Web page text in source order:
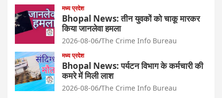
मध्य प्रदेश
Bhopal News: तीन युवकों को चाकू मारकर
किया जानलेवा हमला
2026-08-06 The Crime Info Bureau
मध्य प्रदेश
Bhopal News: पर्यटन विभाग के कर्मचारी की
कमरे में मिली लाश
2026-08-06 The Crime Info Bureau